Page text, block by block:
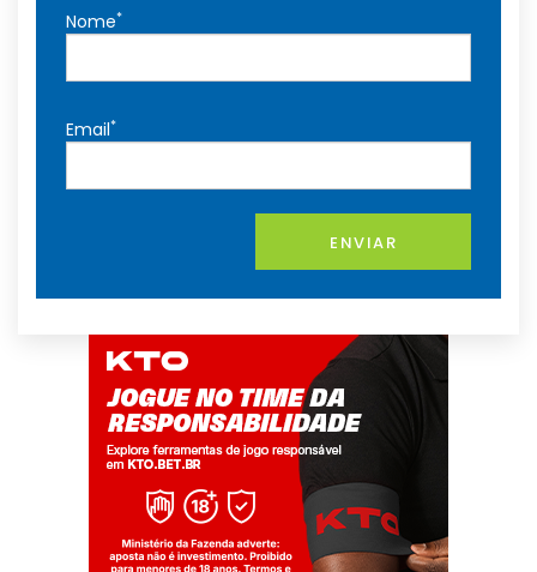
Nome*
Email*
ENVIAR